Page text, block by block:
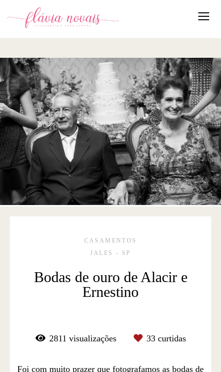
CASAMENTOS
JALES - SP
Bodas de ouro de Alacir e
Ernestino
2811 visualizações 33curtidas
Foi com muito prazer que fotografamos as bodas de